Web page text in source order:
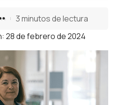
28 de febrero de 2024
3 minutos de lectura